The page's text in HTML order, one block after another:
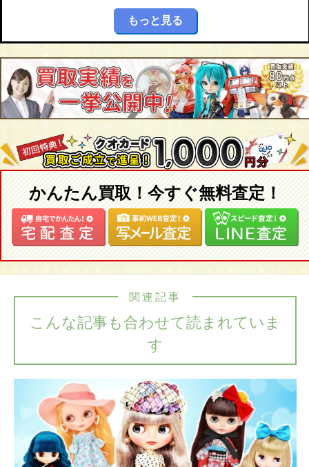
もっと見る
かんたん買取！今すぐ無料査定！
こんな記事も合わせて読まれていま
す
関連記事